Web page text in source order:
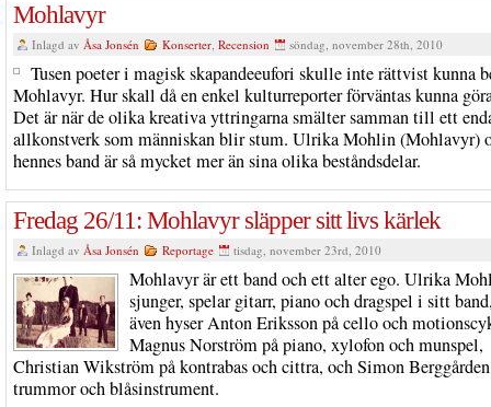
Mohlavyr
Inlagd av Åsa Jonsén Konserter, Recension söndag, november 28th, 2010
Tusen poeter i magisk skapandeeufori skulle inte rättvist kunna
Mohlavyr. Hur skall då en enkel kulturreporter förväntas kunna
Det är när de olika kreativa yttringarna smälter samman till ett
allkonstverk som människan blir stum. Ulrika Mohlin (Mohlavyr)
hennes band är så mycket mer än sina olika beståndsdelar.
Fredag 26/11: Mohlavyr släpper sitt livs kärlek
Inlagd av Åsa Jonsén Reportage tisdag, november 23rd, 2010
Mohlavyr är ett band och ett alter ego. Ulrika
sjunger, spelar gitarr, piano och dragspel i sitt
även hyser Anton Eriksson på cello och
Magnus Norström på piano, xylofon och munspel,
Christian Wikström på kontrabas och cittra, och Simon
trummor och blåsinstrument.